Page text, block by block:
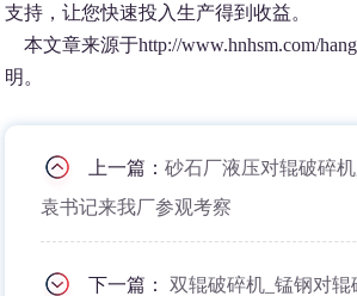
支持，让您快速投入生产得到收益。
本文章来源于http://www.hnhsm.com/
明。
上一篇：砂石厂液压对辊破碎
袁书记来我厂参观考察
下一篇：双辊破碎机_锰钢对辊